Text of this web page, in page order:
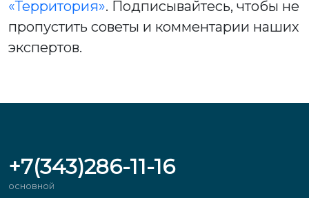
«Территория». Подписывайтесь, чтобы не
пропустить советы и комментарии наших
экспертов.
+7(343)286-11-16
основной